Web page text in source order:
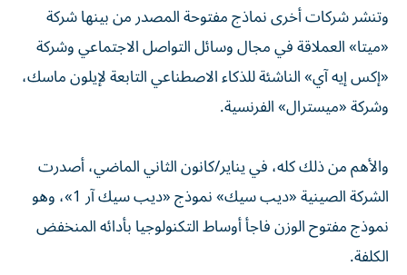
وتنشر شركات أخرى نماذج مفتوحة المصدر من بينها شركة
«ميتا» العملاقة في مجال وسائل التواصل الاجتماعي وشركة
«إكس إيه آي» الناشئة للذكاء الاصطناعي التابعة لإيلون ماسك،
وشركة «ميسترال» الفرنسية.
والأهم من ذلك كله، في يناير/كانون الثاني الماضي، أصدرت
الشركة الصينية «ديب سيك» نموذج «ديب سيك آر 1»، وهو
نموذج مفتوح الوزن فاجأ أوساط التكنولوجيا بأدائه المنخفض
الكلفة.